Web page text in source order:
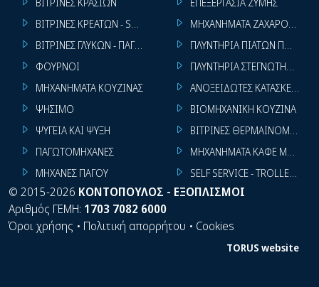
ΒΙΤΡΙΝΕΣ ΚΡΕΑΤΩΝ - SUPER MARKET
ΒΙΤΡΙΝΕΣ ΓΛΥΚΩΝ - ΠΑΓΩΤΩΝ
ΦΟΥΡΝΟΙ
ΜΗΧΑΝΗΜΑΤΑ ΚΟΥΖΙΝΑΣ
ΨΗΣΙΜΟ
ΨΥΓΕΙΑ ΚΑΙ ΨΥΞΗ
ΠΑΓΩΤΟΜΗΧΑΝΕΣ
ΜΗΧΑΝΕΣ ΠΑΓΟΥ
ΜΗΧΑΝΗΜΑΤΑ
ΠΛΥΝΤΗΡΙΑ ΠΙΑΤΩΝ
ΠΛΥΝΤΗΡΙΑ ΣΤΕΓΝΩΤΗΡΙΑ
ΑΝΟΞΕΙΔΩΤΕΣ ΚΑΤΑΣΚΕΥΕΣ
ΒΙΟΜΗΧΑΝΙΚΗ ΚΟΥΖΙΝΑ
ΒΙΤΡΙΝΕΣ ΘΕΡΜΑΙΝΟΜΕΝΕΣ
ΜΗΧΑΝΗΜΑΤΑ ΚΑΦΕ ΜΠΑΡ
SELF SERVICE - TROLLEY -
© 2015-2026 ΚΟΝΤΟΠΟΥΛΟΣ - ΕΞΟΠΛΙΣΜΟΙ
Αριθμός ΓΕΜΗ: 1703 7082 6000
Όροι χρήσης • Πολιτική απορρήτου • Cookies
TORUS website